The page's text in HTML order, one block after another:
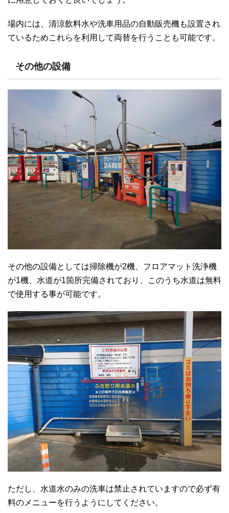
場内には、清涼飲料水や洗車用品の自動販売機も設置され
ているためこれらを利用して両替を行うことも可能です。
その他の設備
その他の設備としては掃除機が2機、フロアマット洗浄機
が1機、水道が1箇所完備されており、このうち水道は無料
で使用する事が可能です。
ただし、水道水のみの洗車は禁止されていますので必ず有
料のメニューを行うようにしてください。